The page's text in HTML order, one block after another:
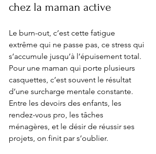
chez la maman active
Le burn-out, c’est cette fatigue
extrême qui ne passe pas, ce stress qui
s’accumule jusqu’à l’épuisement total.
Pour une maman qui porte plusieurs
casquettes, c’est souvent le résultat
d’une surcharge mentale constante.
Entre les devoirs des enfants, les
rendez-vous pro, les tâches
ménagères, et le désir de réussir ses
projets, on finit par s’oublier.